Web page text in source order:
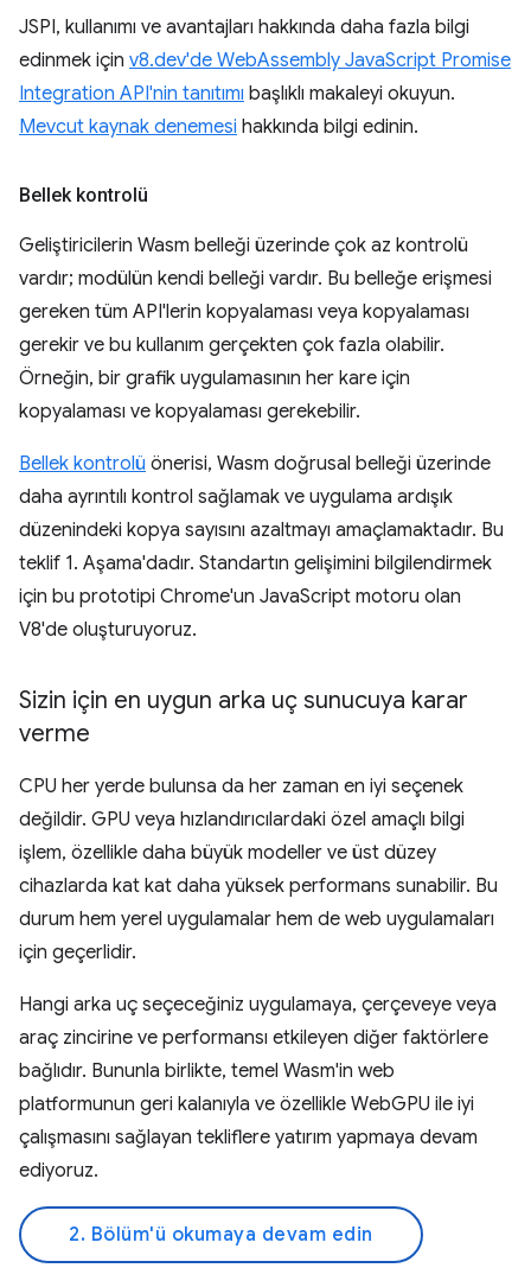
JSPI, kullanımı ve avantajları hakkında daha fazla bilgi
edinmek için v8.dev'de WebAssembly JavaScript Promise
Integration API'nin tanıtımı başlıklı makaleyi okuyun.
Mevcut kaynak denemesi hakkında bilgi edinin.
Bellek kontrolü
Geliştiricilerin Wasm belleği üzerinde çok az kontrolü
vardır; modülün kendi belleği vardır. Bu belleğe erişmesi
gereken tüm API'lerin kopyalaması veya kopyalaması
gerekir ve bu kullanım gerçekten çok fazla olabilir.
Örneğin, bir grafik uygulamasının her kare için
kopyalaması ve kopyalaması gerekebilir.
Bellek kontrolü önerisi, Wasm doğrusal belleği üzerinde
daha ayrıntılı kontrol sağlamak ve uygulama ardışık
düzenindeki kopya sayısını azaltmayı amaçlamaktadır. Bu
teklif 1. Aşama'dadır. Standartın gelişimini bilgilendirmek
için bu prototipi Chrome'un JavaScript motoru olan
V8'de oluşturuyoruz.
Sizin için en uygun arka uç sunucuya karar
verme
CPU her yerde bulunsa da her zaman en iyi seçenek
değildir. GPU veya hızlandırıcılardaki özel amaçlı bilgi
işlem, özellikle daha büyük modeller ve üst düzey
cihazlarda kat kat daha yüksek performans sunabilir. Bu
durum hem yerel uygulamalar hem de web uygulamaları
için geçerlidir.
Hangi arka uç seçeceğiniz uygulamaya, çerçeveye veya
araç zincirine ve performansı etkileyen diğer faktörlere
bağlıdır. Bununla birlikte, temel Wasm'in web
platformunun geri kalanıyla ve özellikle WebGPU ile iyi
çalışmasını sağlayan tekliflere yatırım yapmaya devam
ediyoruz.
2. Bölüm'ü okumaya devam edin